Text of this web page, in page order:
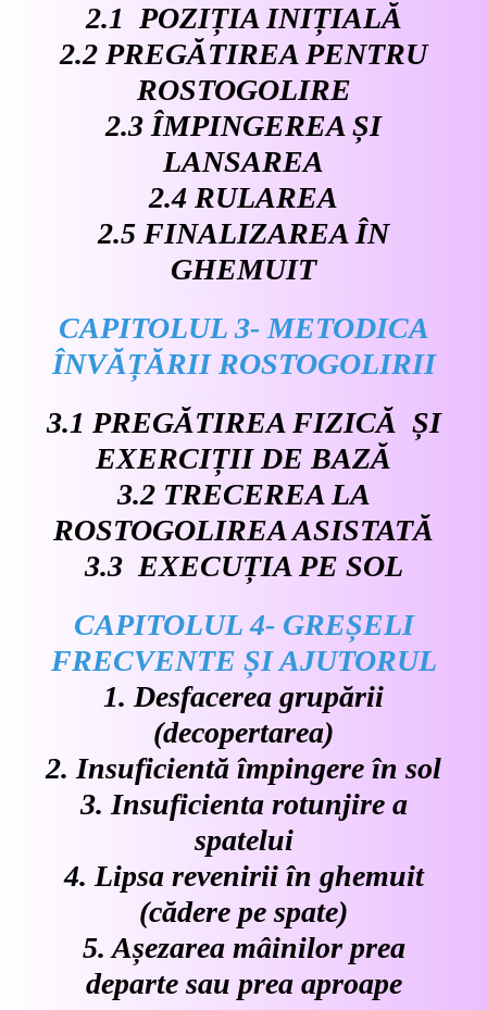
2.1 POZIȚIA INIȚIALĂ
2.2 PREGĂTIREA PENTRU
ROSTOGOLIRE
2.3 ÎMPINGEREA ȘI
LANSAREA
2.4 RULAREA
2.5 FINALIZAREA ÎN
GHEMUIT
CAPITOLUL 3- METODICA
ÎNVĂȚĂRII ROSTOGOLIRII
3.1 PREGĂTIREA FIZICĂ ȘI
EXERCIȚII DE BAZĂ
3.2 TRECEREA LA
ROSTOGOLIREA ASISTATĂ
3.3 EXECUȚIA PE SOL
CAPITOLUL 4- GREȘELI
FRECVENTE ȘI AJUTORUL
1. Desfacerea grupării
(decopertarea)
2. Insuficientă împingere în sol
3. Insuficienta rotunjire a
spatelui
4. Lipsa revenirii în ghemuit
(cădere pe spate)
5. Așezarea mâinilor prea
departe sau prea aproape